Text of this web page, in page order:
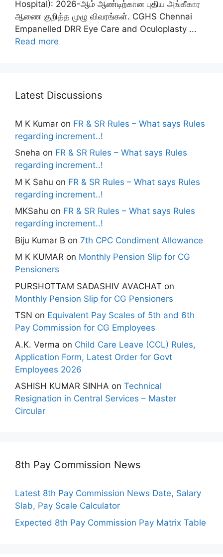
Hospital): 2026-ஆம் ஆண்டிற்கான புதிய அங்கீகார
ஆணை குறித்த முழு விவரங்கள். CGHS Chennai
Empanelled DRR Eye Care and Oculoplasty ...
Read more
Latest Discussions
M K Kumar on FR & SR Rules – What says Rules
regarding increment..!
Sneha on FR & SR Rules – What says Rules
regarding increment..!
M K Sahu on FR & SR Rules – What says Rules
regarding increment..!
MKSahu on FR & SR Rules – What says Rules
regarding increment..!
Biju Kumar B on 7th CPC Condiment Allowance
M K KUMAR on Monthly Pension Slip for CG
Pensioners
PURSHOTTAM SADASHIV AVACHAT on
Monthly Pension Slip for CG Pensioners
TSN on Equivalent Pay Scales of 5th and 6th
Pay Commission for CG Employees
A.K. Verma on Child Care Leave (CCL) Rules,
Application Form, Latest Order for Govt
Employees 2026
ASHISH KUMAR SINHA on Technical
Resignation in Central Services – Master
Circular
8th Pay Commission News
Latest 8th Pay Commission News Date, Salary
Slab, Pay Scale Calculator
Expected 8th Pay Commission Pay Matrix Table